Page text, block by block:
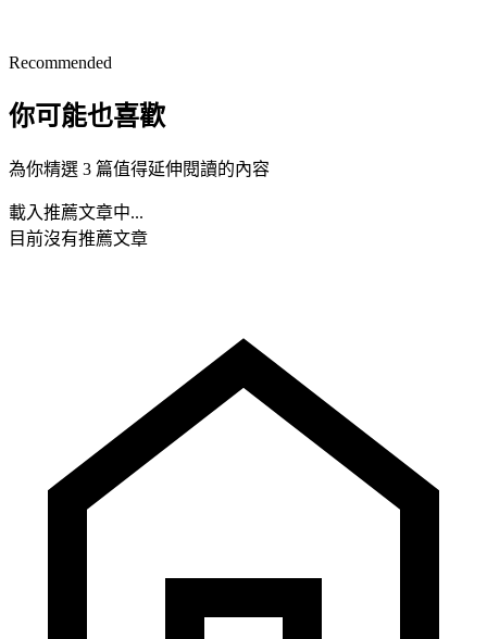
Recommended
你可能也喜歡
為你精選 3 篇值得延伸閱讀的內容
載入推薦文章中...
目前沒有推薦文章